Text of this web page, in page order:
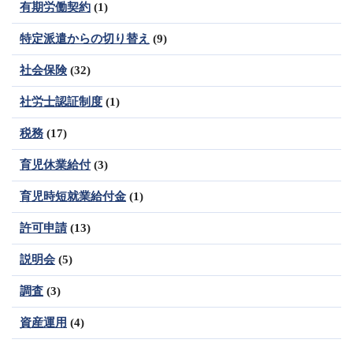
有期労働契約 (1)
特定派遣からの切り替え (9)
社会保険(32)
社労士認証制度 (1)
税務 (17)
育児休業給付(3)
育児時短就業給付金 (1)
許可申請 (13)
説明会 (5)
調査 (3)
資産運用 (4)